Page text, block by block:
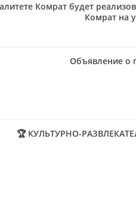
Комрат будет
Комрат на
Объявление о
🏆 КУЛЬТУРНО-